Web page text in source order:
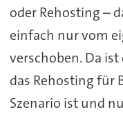
oder Rehosting –
einfach nur vom
verschoben. Da
das Rehosting für
Szenario ist und